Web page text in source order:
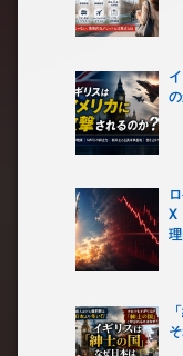
X